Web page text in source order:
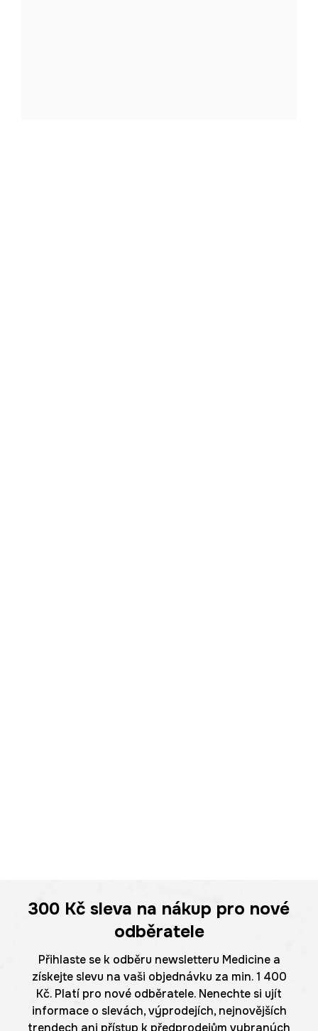
300 Kč sleva na nákup pro nové
odběratele
Přihlaste se k odběru newsletteru Medicine a
získejte slevu na vaši objednávku za min. 1 400
Kč. Platí pro nové odběratele. Nenechte si ujít
informace o slevách, výprodejích, nejnovějších
trendech ani přístup k předprodejům vybraných